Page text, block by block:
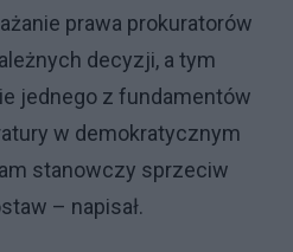
prawa prokuratorów
decyzji, a tym
jednego z fundamentów
w demokratycznym
stanowczy sprzeciw
– napisał.